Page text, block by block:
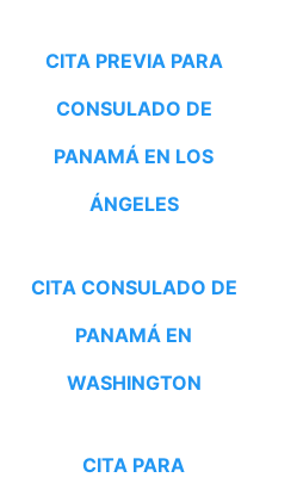
CITA PREVIA PARA
CONSULADO DE
PANAMÁ EN LOS
ÁNGELES
CITA CONSULADO DE
PANAMÁ EN
WASHINGTON
CITA PARA